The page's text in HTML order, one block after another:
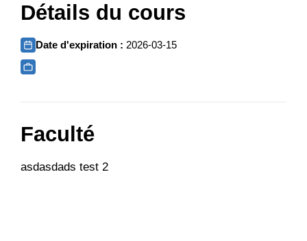
Détails du cours
Date d'expiration : 2026-03-15
Faculté
asdasdads test 2